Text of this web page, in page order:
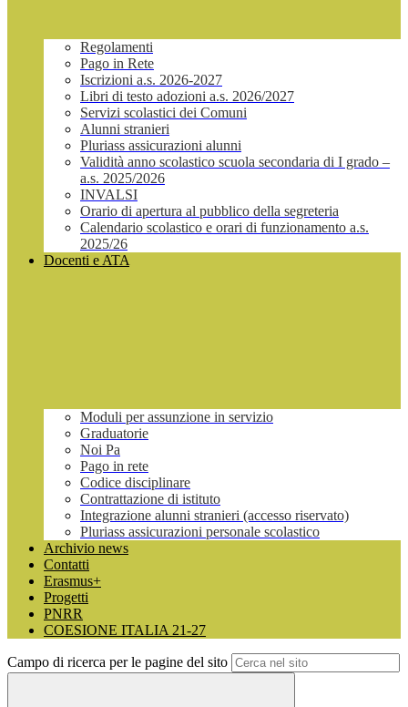
Regolamenti
Pago in Rete
Iscrizioni a.s. 2026-2027
Libri di testo adozioni a.s. 2026/2027
Servizi scolastici dei Comuni
Alunni stranieri
Pluriass assicurazioni alunni
Validità anno scolastico scuola secondaria di I grado –
a.s. 2025/2026
INVALSI
Orario di apertura al pubblico della segreteria
Calendario scolastico e orari di funzionamento a.s.
2025/26
Docenti e ATA
Moduli per assunzione in servizio
Graduatorie
Noi Pa
Pago in rete
Codice disciplinare
Contrattazione di istituto
Integrazione alunni stranieri (accesso riservato)
Pluriass assicurazioni personale scolastico
Archivio news
Contatti
Erasmus+
Progetti
PNRR
COESIONE ITALIA 21-27
Campo di ricerca per le pagine del sito